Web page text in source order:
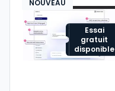
Essai
gratuit
disponible
NOUVEAU